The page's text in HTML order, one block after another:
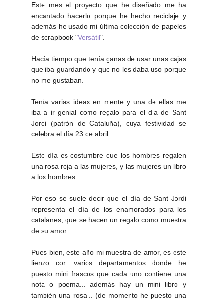
Este mes el proyecto que he diseñado me ha
encantado hacerlo porque he hecho reciclaje y
además he usado mi última colección de papeles
de scrapbook "Versátil".
Hacía tiempo que tenía ganas de usar unas cajas
que iba guardando y que no les daba uso porque
no me gustaban.
Tenía varias ideas en mente y una de ellas me
iba a ir genial como regalo para el día de Sant
Jordi (patrón de Cataluña), cuya festividad se
celebra el día 23 de abril.
Este día es costumbre que los hombres regalen
una rosa roja a las mujeres, y las mujeres un libro
a los hombres.
Por eso se suele decir que el día de Sant Jordi
representa el día de los enamorados para los
catalanes, que se hacen un regalo como muestra
de su amor.
Pues bien, este año mi muestra de amor, es este
lienzo con varios departamentos donde he
puesto mini frascos que cada uno contiene una
nota o poema... además hay un mini libro y
también una rosa... (de momento he puesto una